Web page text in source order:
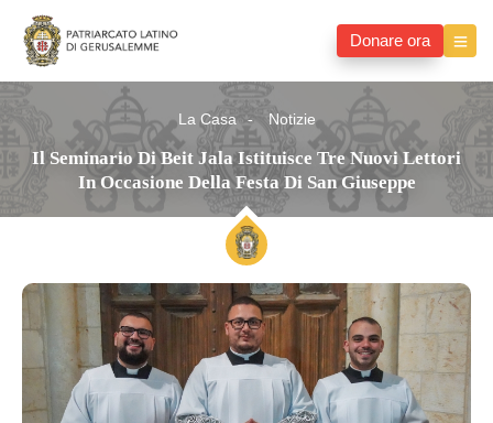
Donare ora
La Casa Notizie
Il Seminario Di Beit Jala Istituisce Tre Nuovi Lettori
In Occasione Della Festa Di San Giuseppe